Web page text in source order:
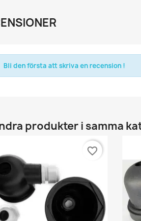
Bli den första att skriva en recension !
produkter i samma
favorite_border